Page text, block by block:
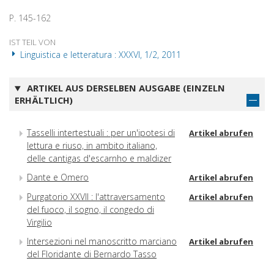
P. 145-162
IST TEIL VON
Linguistica e letteratura : XXXVI, 1/2, 2011
ARTIKEL AUS DERSELBEN AUSGABE (EINZELN
ERHÄLTLICH)
Tasselli intertestuali : per un'ipotesi di
lettura e riuso, in ambito italiano,
delle cantigas d'escarnho e maldizer
Artikel abrufen
Dante e Omero Artikel abrufen
Purgatorio XXVII : l'attraversamento
del fuoco, il sogno, il congedo di
Virgilio
Artikel abrufen
Intersezioni nel manoscritto marciano
del Floridante di Bernardo Tasso
Artikel abrufen